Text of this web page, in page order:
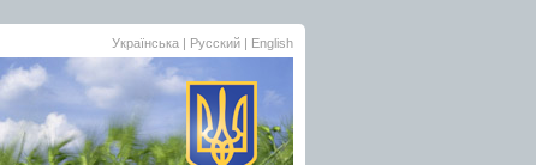
Українська | Русский | English